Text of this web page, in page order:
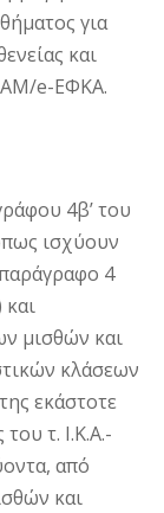
για
και
e-ΕΦΚΑ.
4β’ του
ισχύουν
4
μισθών και
κλάσεων
εκάστοτε
τ. Ι.Κ.Α.-
από
και